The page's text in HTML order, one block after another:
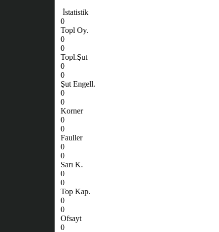
İstatistik
0
Topl Oy.
0
0
Topl.Şut
0
0
Şut Engell.
0
0
Korner
0
0
Fauller
0
0
Sarı K.
0
0
Top Kap.
0
0
Ofsayt
0